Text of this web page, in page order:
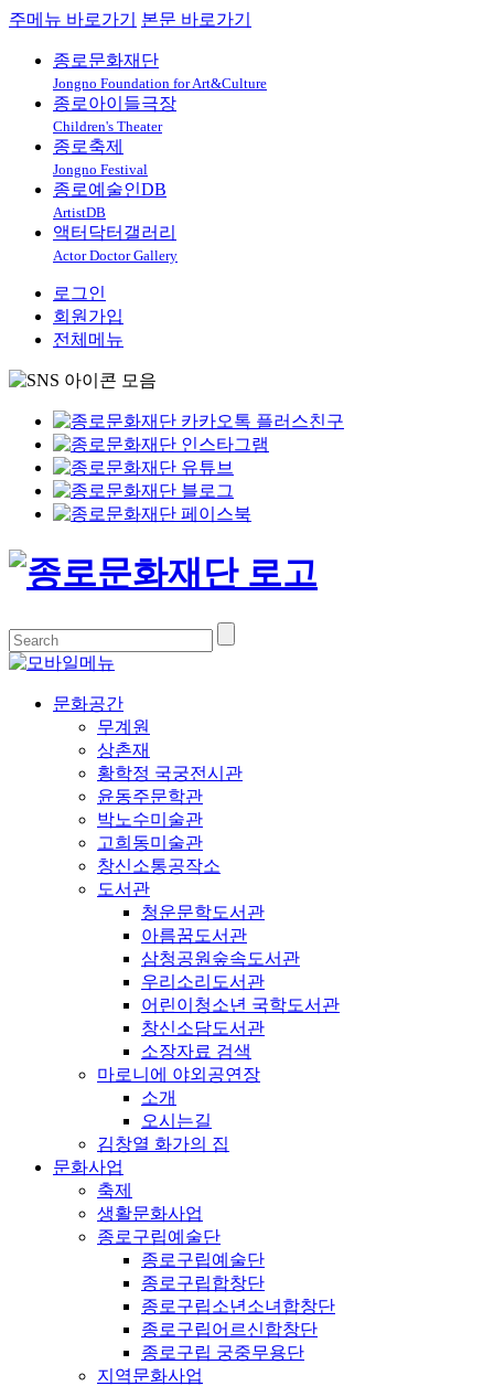
주메뉴 바로가기 본문 바로가기
종로문화재단
Jongno Foundation for Art&Culture
종로아이들극장
Children's Theater
종로축제
Jongno Festival
종로예술인DB
ArtistDB
액터닥터갤러리
Actor Doctor Gallery
로그인
회원가입
전체메뉴
문화공간
무계원
상촌재
황학정 국궁전시관
윤동주문학관
박노수미술관
고희동미술관
창신소통공작소
도서관
청운문학도서관
아름꿈도서관
삼청공원숲속도서관
우리소리도서관
어린이청소년 국학도서관
창신소담도서관
소장자료 검색
마로니에 야외공연장
소개
오시는길
김창열 화가의 집
문화사업
축제
생활문화사업
종로구립예술단
종로구립예술단
종로구립합창단
종로구립소년소녀합창단
종로구립어르신합창단
종로구립 궁중무용단
지역문화사업